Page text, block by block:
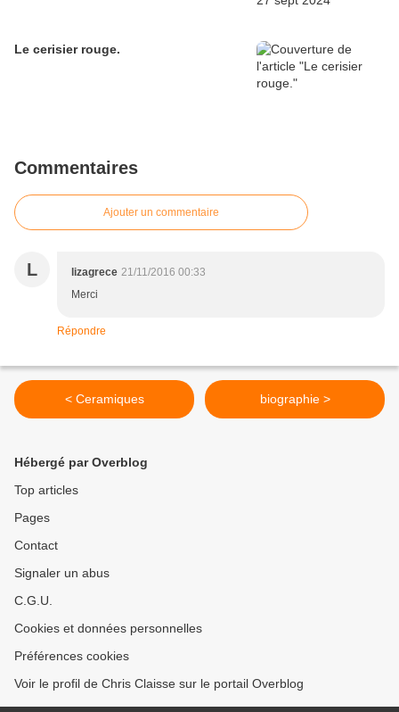
Le cerisier rouge.
Commentaires
Ajouter un commentaire
L lizagrece 21/11/2016 00:33
Merci
Répondre
< Ceramiques biographie >
Hébergé par Overblog
Top articles
Pages
Contact
Signaler un abus
C.G.U.
Cookies et données personnelles
Préférences cookies
Voir le profil de Chris Claisse sur le portail Overblog